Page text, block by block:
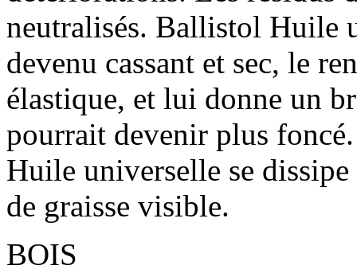
neutralisés. Ballistol Huile
devenu cassant et sec, le
élastique, et lui donne un
pourrait devenir plus
Huile universelle se
de graisse visible.
BOIS